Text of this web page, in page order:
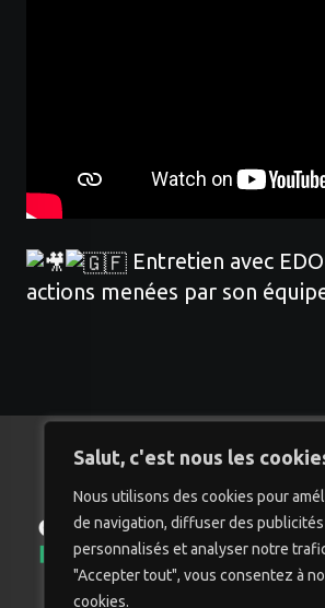
Salut, c'est nous les
Nous utilisons des cookies pour
de navigation, diffuser des
personnalisés et analyser notre
"Accepter tout", vous consentez à
cookies.
Entretien avec
actions menées par son